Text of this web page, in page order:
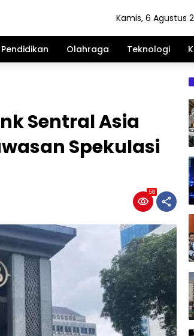
Kamis, 6 Agustus
Pendidikan Olahraga Teknologi
Sentral Asia
Spekulasi
58